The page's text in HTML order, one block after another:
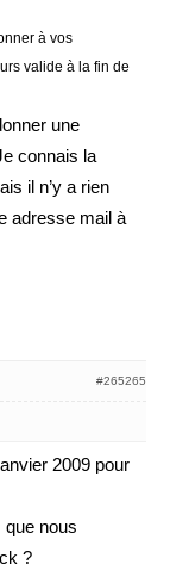
à vos
valide à la fin de
une
connais la
il n’y a rien
adresse mail à
#265265
2009 pour
que nous
?